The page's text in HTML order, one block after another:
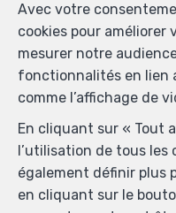
Avec votre
cookies pour améliorer
mesurer notre
fonctionnalités en lien
comme l’affichage de
En cliquant sur « Tout
l’utilisation de tous les
également définir plus
en cliquant sur le